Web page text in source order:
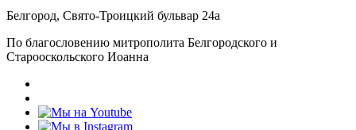
Белгород, Свято-Троицкий бульвар 24а
По благословению митрополита Белгородского и
Старооскольского Иоанна